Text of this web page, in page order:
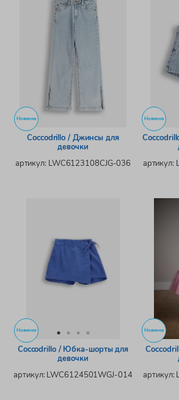
Новинка
Coccodrillo / Джинсы для
девочки
артикул: LWC6123108CJG-036
Новинка
артикул:
Новинка
Coccodrillo / Юбка-шорты для
девочки
артикул: LWC6124501WGJ-014
Новинка
артикул: